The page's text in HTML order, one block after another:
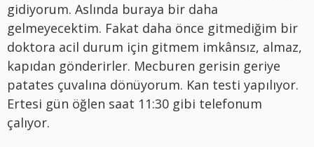
gidiyorum. Aslında buraya bir daha
gelmeyecektim. Fakat daha önce gitmediğim bir
doktora acil durum için gitmem imkânsız, almaz,
kapıdan gönderirler. Mecburen gerisin geriye
patates çuvalına dönüyorum. Kan testi yapılıyor.
Ertesi gün öğlen saat 11:30 gibi telefonum
çalıyor.